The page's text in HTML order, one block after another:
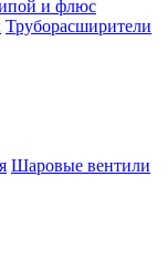
и флюс
Труборасширители
Шаровые вентили